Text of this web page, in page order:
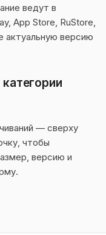
ведут в
App Store, RuStore,
актуальную версию
— сверху
чтобы
версию и